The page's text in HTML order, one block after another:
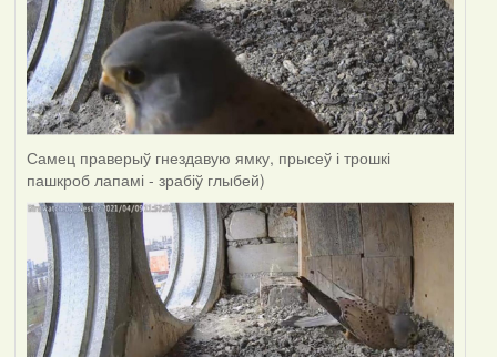
Самец праверыў гнездавую ямку, прысеў і трошкі
пашкроб лапамі - зрабіў глыбей)